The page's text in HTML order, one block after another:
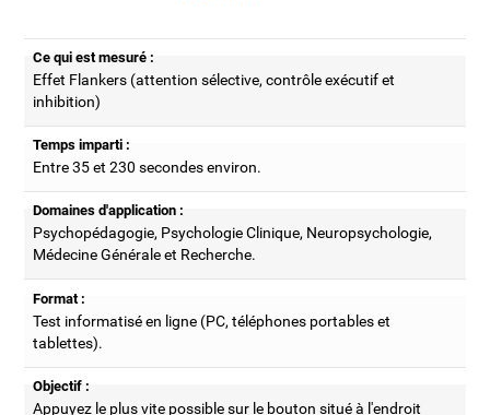
Ce qui est mesuré :
Effet Flankers (attention sélective, contrôle exécutif et
inhibition)
Temps imparti :
Entre 35 et 230 secondes environ.
Domaines d'application :
Psychopédagogie, Psychologie Clinique, Neuropsychologie,
Médecine Générale et Recherche.
Format :
Test informatisé en ligne (PC, téléphones portables et
tablettes).
Objectif :
Appuyez le plus vite possible sur le bouton situé à l'endroit